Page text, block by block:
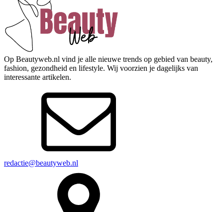
Op Beautyweb.nl vind je alle nieuwe trends op gebied van beauty,
fashion, gezondheid en lifestyle. Wij voorzien je dagelijks van
interessante artikelen.
redactie@beautyweb.nl